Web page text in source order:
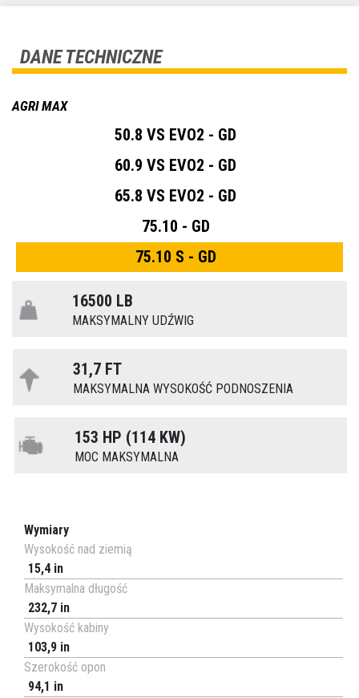
DANE TECHNICZNE
AGRI MAX
50.8 VS EVO2 - GD
60.9 VS EVO2 - GD
65.8 VS EVO2 - GD
75.10 - GD
75.10 S - GD
16500 LB
MAKSYMALNY UDŹWIG
31,7 FT
MAKSYMALNA WYSOKOŚĆ PODNOSZENIA
153 HP (114 KW)
MOC MAKSYMALNA
Wymiary
Wysokość nad ziemią
15,4 in
Maksymalna długość
232,7 in
Wysokość kabiny
103,9 in
Szerokość opon
94,1 in